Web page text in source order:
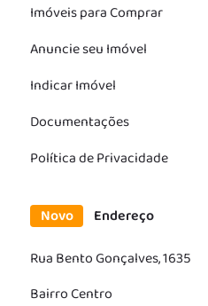
Imóveis para Comprar
Anuncie seu Imóvel
Indicar Imóvel
Documentações
Política de Privacidade
Novo
Endereço
Rua Bento Gonçalves, 1635
Bairro Centro